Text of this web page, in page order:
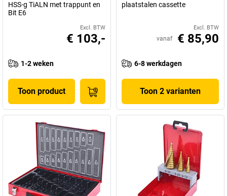
HSS-g TiALN met trappunt en
Bit E6
Excl. BTW
€ 103,-
1-2 weken
Toon product
plaatstalen cassette
Excl. BTW
vanaf € 85,90
6-8 werkdagen
Toon 2 varianten